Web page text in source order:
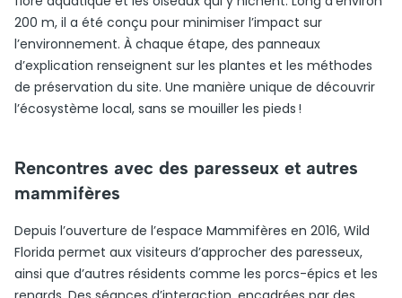
200 m, il a été conçu pour minimiser l’impact sur
l’environnement. À chaque étape, des panneaux
d’explication renseignent sur les plantes et les méthodes
de préservation du site. Une manière unique de découvrir
l’écosystème local, sans se mouiller les pieds !
Rencontres avec des paresseux et autres
mammifères
Depuis l’ouverture de l’espace Mammifères en 2016, Wild
Florida permet aux visiteurs d’approcher des paresseux,
ainsi que d’autres résidents comme les porcs-épics et les